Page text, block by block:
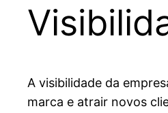
A visibilidade da
marca e atrair novos